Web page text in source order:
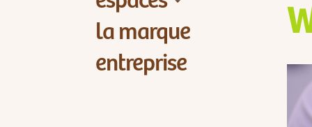
la marque
entreprise